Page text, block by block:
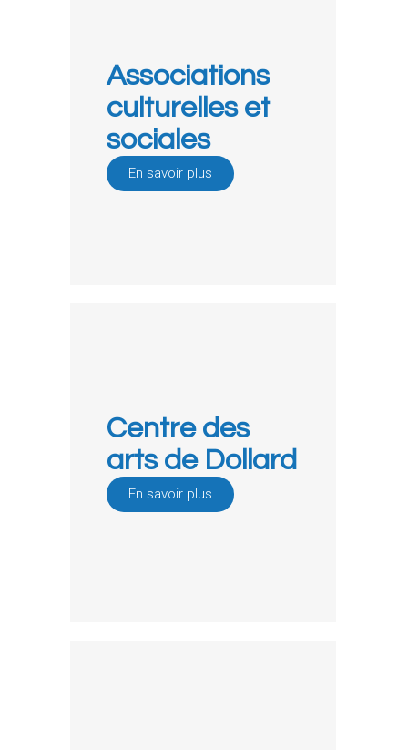
Associations
culturelles et
sociales
En savoir plus
Centre des
arts de Dollard
En savoir plus